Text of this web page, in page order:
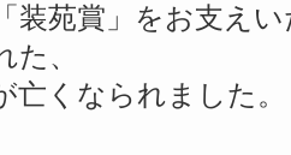
装苑賞」をお支え
た、
亡くなられました